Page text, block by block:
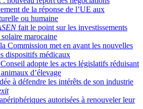
de la réponse de l’UE aux
ou humaine
fait le point sur les investissements
marocaine
Commission met en avant les nouvelles
dispositifs médicaux
adopte les actes législatifs réduisant
d’élevage
à défendre les intérêts de son industrie
autorisées à renouveler leur